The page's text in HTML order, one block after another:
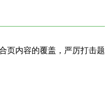
页内容的覆盖，严厉打击题